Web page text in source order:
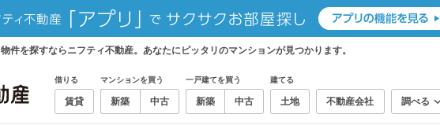
件を探すならニフティ不動産。あなたにピッタリのマンションが見つかります。
借りる
賃貸
マンションを買う
新築 中古
一戸建てを買う
新築 中古
建てる
土地 不動産会社 調べる